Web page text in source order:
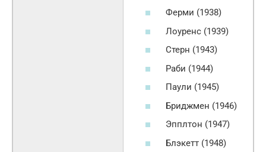
Ферми (1938)
Лоуренс (1939)
Стерн (1943)
Раби (1944)
Паули (1945)
Бриджмен (1946)
Эпплтон (1947)
Блэкетт (1948)